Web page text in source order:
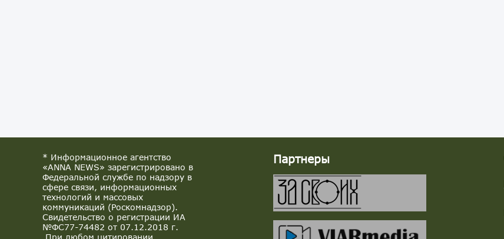
* Информационное агентство
«ANNA NEWS» зарегистрировано в
Федеральной службе по надзору в
сфере связи, информационных
технологий и массовых
коммуникаций (Роскомнадзор).
Свидетельство о регистрации ИА
№ФС77-74482 от 07.12.2018 г.
При любом цитировании
Партнеры